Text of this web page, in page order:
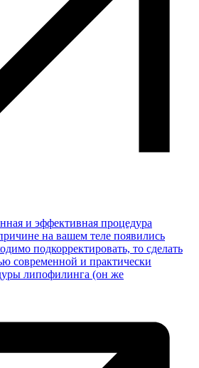
и эффективная процедура
на вашем теле появились
подкорректировать, то сделать
современной и практически
липофилинга (он же